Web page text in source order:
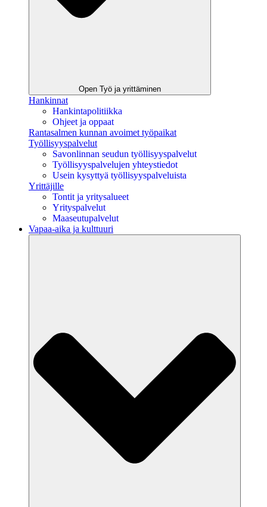
Open Työ ja yrittäminen
Hankinnat
Hankintapolitiikka
Ohjeet ja oppaat
Rantasalmen kunnan avoimet työpaikat
Työllisyyspalvelut
Savonlinnan seudun työllisyyspalvelut
Työllisyyspalvelujen yhteystiedot
Usein kysyttyä työllisyyspalveluista
Yrittäjille
Tontit ja yritysalueet
Yrityspalvelut
Maaseutupalvelut
Vapaa-aika ja kulttuuri